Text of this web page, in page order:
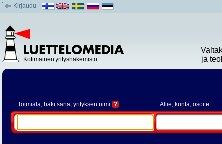
Kirjaudu
Kotimainen yrityshakemisto
ja
Toimiala, hakusana, yrityksen nimi ? Alue, kunta, osoite